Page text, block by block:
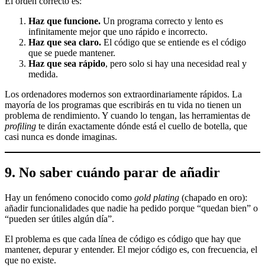
Haz que funcione. Un programa correcto y lento es
infinitamente mejor que uno rápido e incorrecto.
Haz que sea claro. El código que se entiende es el código
que se puede mantener.
Haz que sea rápido, pero solo si hay una necesidad real y
medida.
Los ordenadores modernos son extraordinariamente rápidos. La
mayoría de los programas que escribirás en tu vida no tienen un
problema de rendimiento. Y cuando lo tengan, las herramientas de
profiling te dirán exactamente dónde está el cuello de botella, que
casi nunca es donde imaginas.
9. No saber cuándo parar de añadir
Hay un fenómeno conocido como gold plating (chapado en oro):
añadir funcionalidades que nadie ha pedido porque “quedan bien” o
“pueden ser útiles algún día”.
El problema es que cada línea de código es código que hay que
mantener, depurar y entender. El mejor código es, con frecuencia, el
que no existe.